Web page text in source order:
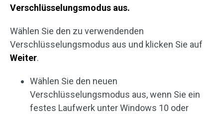
Verschlüsselungsmodus aus.
Wählen Sie den zu verwendenden
Verschlüsselungsmodus aus und klicken Sie auf
Weiter.
Wählen Sie den neuen
Verschlüsselungsmodus aus, wenn Sie ein
festes Laufwerk unter Windows 10 oder